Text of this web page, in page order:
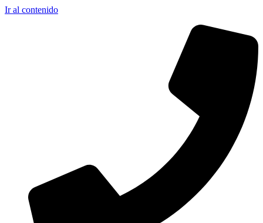
Ir al contenido